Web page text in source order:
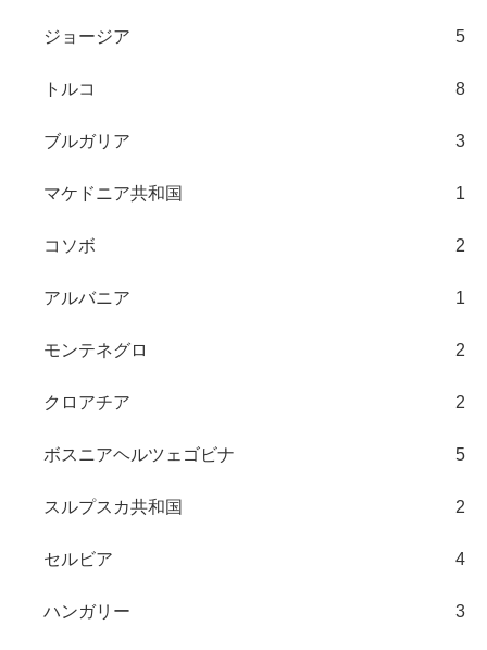
ジョージア 5
トルコ 8
ブルガリア 3
マケドニア共和国 1
コソボ 2
アルバニア 1
モンテネグロ 2
クロアチア 2
ボスニアヘルツェゴビナ 5
スルプスカ共和国 2
セルビア 4
ハンガリー 3